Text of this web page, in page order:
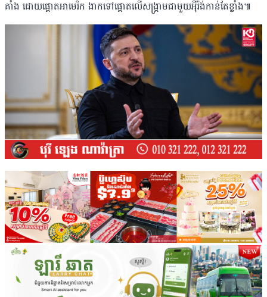
គាំង ដោយផ្តោតអាមេរិក ងាកទៅផ្តោតលើសង្គ្រាមជាមួយអ៉ីរ៉ង់កាន់តែខ្លាំង៕